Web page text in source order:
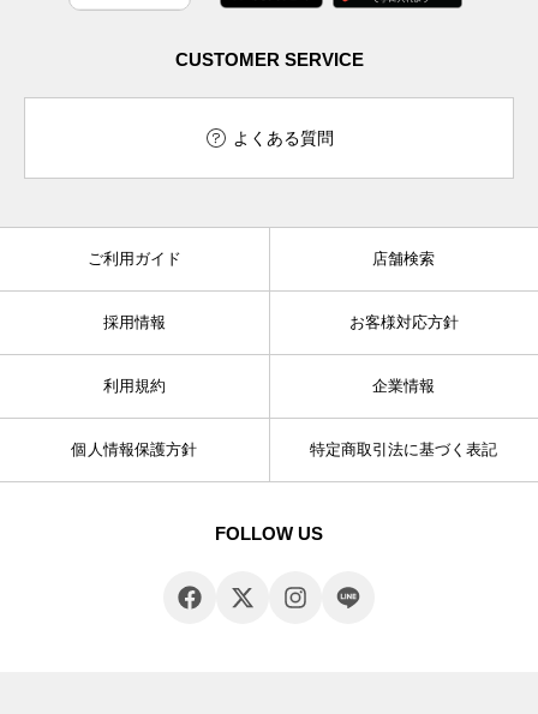
CUSTOMER SERVICE
よくある質問
ご利用ガイド 店舗検索
採用情報 お客様対応方針
利用規約 企業情報
個人情報保護方針 特定商取引法に基づく表記
FOLLOW US